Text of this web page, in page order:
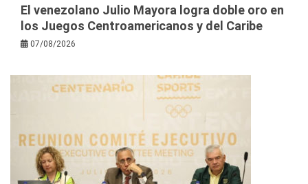
El venezolano Julio Mayora logra doble oro en
los Juegos Centroamericanos y del Caribe
07/08/2026